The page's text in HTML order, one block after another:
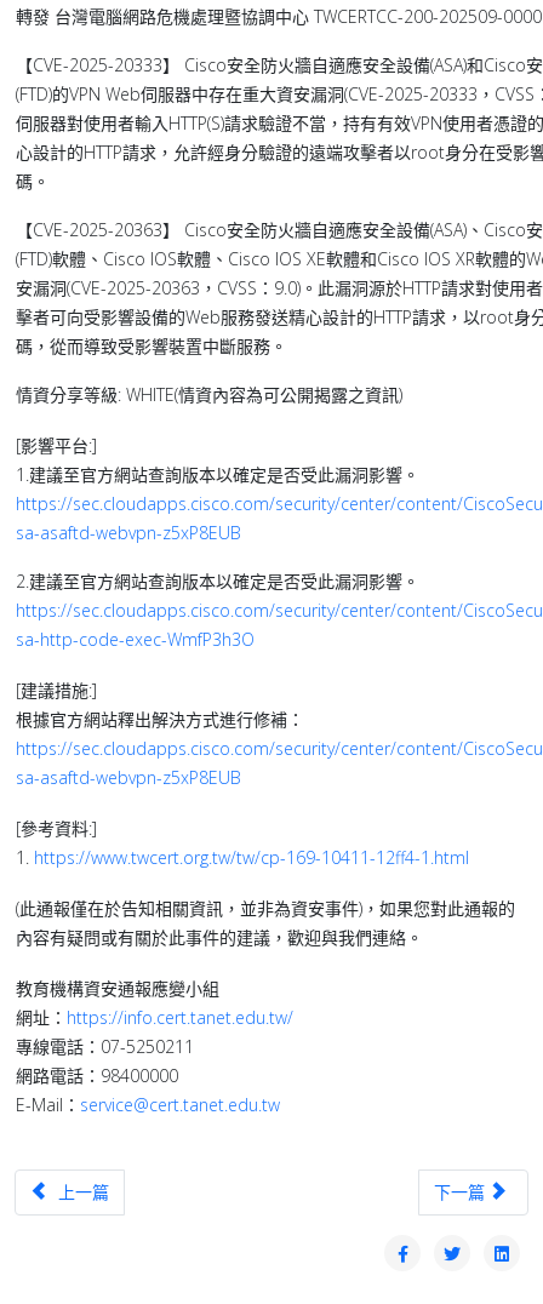
轉發 台灣電腦網路危機處理暨協調中心 TWCERTCC-200-202509-
【CVE-2025-20333】 Cisco安全防火牆自適應安全設備(ASA)和Cisco
(FTD)的VPN Web伺服器中存在重大資安漏洞(CVE-2025-20333，
伺服器對使用者輸入HTTP(S)請求驗證不當，持有有效VPN使用者憑證
心設計的HTTP請求，允許經身分驗證的遠端攻擊者以root身分在受影
碼。
【CVE-2025-20363】 Cisco安全防火牆自適應安全設備(ASA)、Cisco
(FTD)軟體、Cisco IOS軟體、Cisco IOS XE軟體和Cisco IOS XR軟體的
安漏洞(CVE-2025-20363，CVSS：9.0)。此漏洞源於HTTP請求對使用
擊者可向受影響設備的Web服務發送精心設計的HTTP請求，以root身
碼，從而導致受影響裝置中斷服務。
情資分享等級: WHITE(情資內容為可公開揭露之資訊)
[影響平台:]
1.建議至官方網站查詢版本以確定是否受此漏洞影響。
https://sec.cloudapps.cisco.com/security/center/content/
sa-asaftd-webvpn-z5xP8EUB
2.建議至官方網站查詢版本以確定是否受此漏洞影響。
https://sec.cloudapps.cisco.com/security/center/content/
sa-http-code-exec-WmfP3h3O
[建議措施:]
根據官方網站釋出解決方式進行修補：
https://sec.cloudapps.cisco.com/security/center/content/
sa-asaftd-webvpn-z5xP8EUB
[參考資料:]
1. https://www.twcert.org.tw/tw/cp-169-10411-12ff4-1.html
(此通報僅在於告知相關資訊，並非為資安事件)，如果您對此通報的
內容有疑問或有關於此事件的建議，歡迎與我們連絡。
教育機構資安通報應變小組
網址： https://info.cert.tanet.edu.tw/
專線電話：07-5250211
網路電話：98400000
E-Mail： service@cert.tanet.edu.tw
上一篇文章：【漏洞預警】CISA新增3個已知遭駭客利用之漏洞至
上一篇 下一篇文章：
下一篇